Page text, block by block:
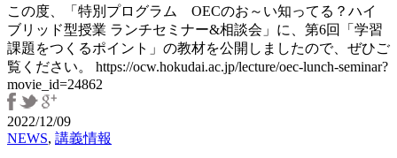
た。
この度、「特別プログラム OECのお～い知ってる？ハイ
ブリッド型授業 ランチセミナー&相談会」に、第6回「学習
課題をつくるポイント」の教材を公開しましたので、ぜひご
覧ください。 https://ocw.hokudai.ac.jp/lecture/oec-lunch-seminar?
movie_id=24862
2022/12/09
NEWS, 講義情報